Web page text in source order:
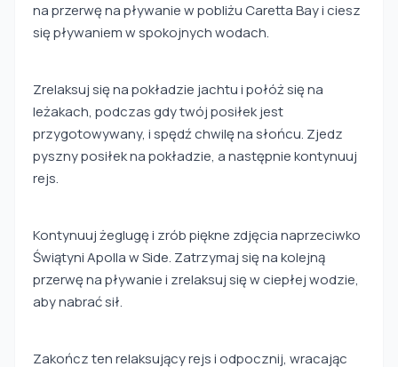
na przerwę na pływanie w pobliżu Caretta Bay i ciesz
się pływaniem w spokojnych wodach.
Zrelaksuj się na pokładzie jachtu i połóż się na
leżakach, podczas gdy twój posiłek jest
przygotowywany, i spędź chwilę na słońcu. Zjedz
pyszny posiłek na pokładzie, a następnie kontynuuj
rejs.
Kontynuuj żeglugę i zrób piękne zdjęcia naprzeciwko
Świątyni Apolla w Side. Zatrzymaj się na kolejną
przerwę na pływanie i zrelaksuj się w ciepłej wodzie,
aby nabrać sił.
Zakończ ten relaksujący rejs i odpocznij, wracając